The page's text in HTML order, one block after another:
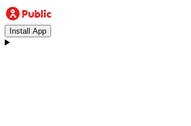
Install App